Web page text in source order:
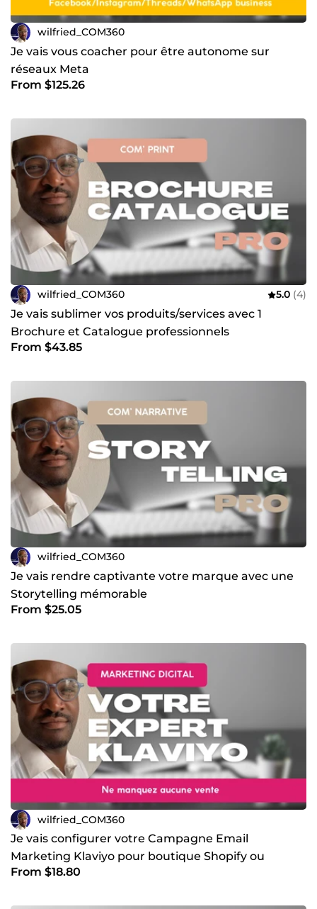
wilfried_COM360
Je vais vous coacher pour être autonome sur
réseaux Meta
From $125.26
wilfried_COM360 5.0 (4)
Je vais sublimer vos produits/services avec 1
Brochure et Catalogue professionnels
From $43.85
wilfried_COM360
Je vais rendre captivante votre marque avec une
Storytelling mémorable
From $25.05
wilfried_COM360
Je vais configurer votre Campagne Email
Marketing Klaviyo pour boutique Shopify ou
WooCommerce spécialement
From $18.80